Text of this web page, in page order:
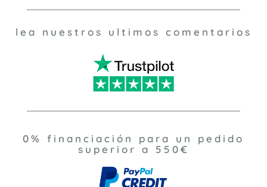
lea nuestros ultimos comentarios
0% financiación para un pedido
superior a 550€